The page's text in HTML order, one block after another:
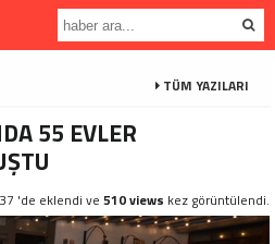
TÜM YAZILARI
55 EVLER
'de eklendi ve 510 views kez görüntülendi.